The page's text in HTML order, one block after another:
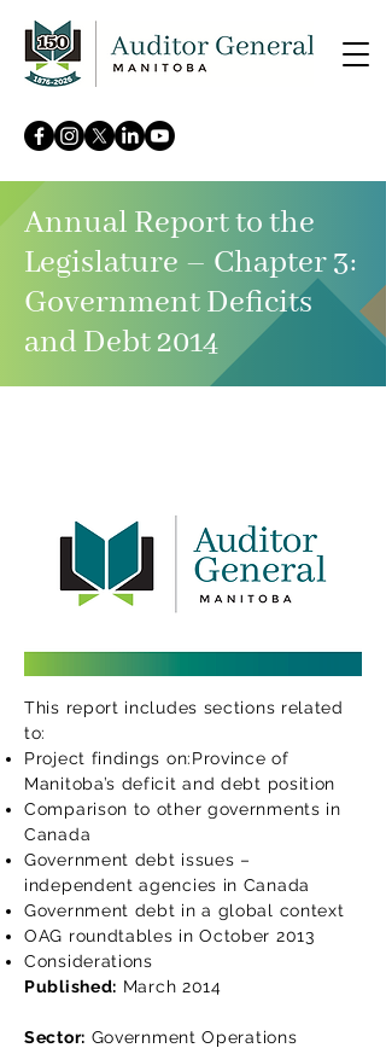
Annual Report to the
Legislature – Chapter 3:
Government Deficits
and Debt 2014
This report includes sections related
to:
Project findings on:Province of
Manitoba’s deficit and debt position
Comparison to other governments in
Canada
Government debt issues –
independent agencies in Canada
Government debt in a global context
OAG roundtables in October 2013
Considerations
Published: March 2014
Sector: Government Operations